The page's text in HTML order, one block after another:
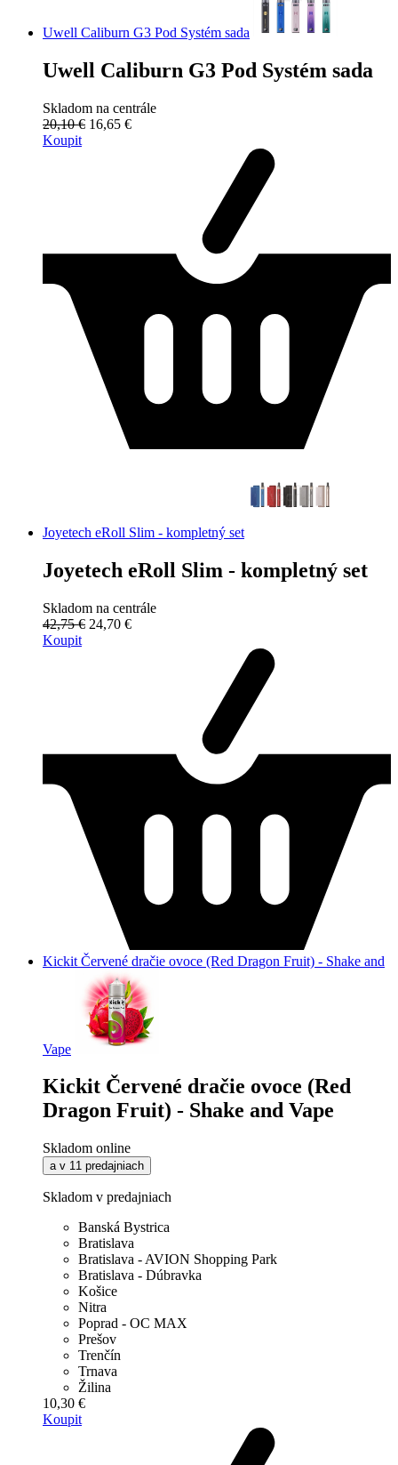
Uwell Caliburn G3 Pod Systém sada
Uwell Caliburn G3 Pod Systém sada
Skladom na centrále
20,10 € 16,65 €
Koupit
Joyetech eRoll Slim - kompletný set
Joyetech eRoll Slim - kompletný set
Skladom na centrále
42,75 € 24,70 €
Koupit
Kickit Červené dračie ovoce (Red Dragon Fruit) - Shake and
Vape
Kickit Červené dračie ovoce (Red
Dragon Fruit) - Shake and Vape
Skladom online
a v 11 predajniach
Skladom v predajniach
Banská Bystrica
Bratislava
Bratislava - AVION Shopping Park
Bratislava - Dúbravka
Košice
Nitra
Poprad - OC MAX
Prešov
Trenčín
Trnava
Žilina
10,30 €
Koupit